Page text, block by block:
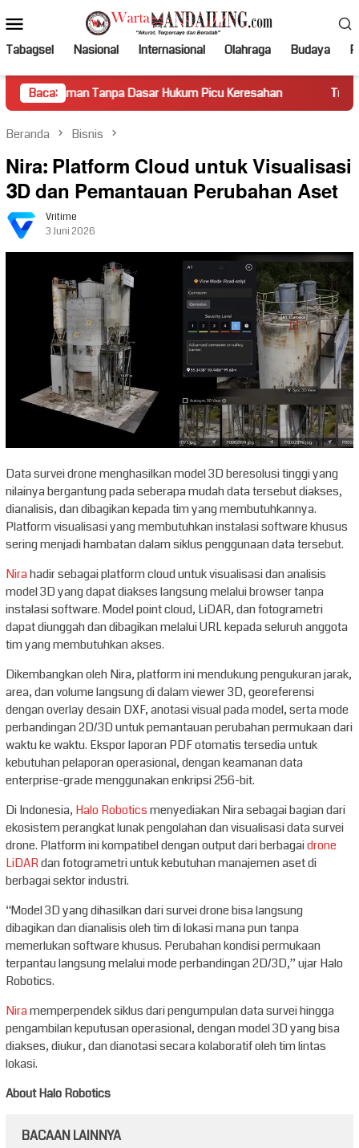
ke
kontenMobile
Tabagsel Nasional Internasional Olahraga Budaya
Baca:
Tanpa Dasar Hukum Picu Keresahan Truk Miring
Beranda Bisnis
Nira: Platform Cloud untuk Visualisasi
3D dan Pemantauan Perubahan Aset
Vritime
3 Juni 2026
Data survei drone menghasilkan model 3D beresolusi tinggi yang
nilainya bergantung pada seberapa mudah data tersebut diakses,
dianalisis, dan dibagikan kepada tim yang membutuhkannya.
Platform visualisasi yang membutuhkan instalasi software khusus
sering menjadi hambatan dalam siklus penggunaan data tersebut.
Nirahadir sebagai platform cloud untuk visualisasi dan analisis
model 3D yang dapat diakses langsung melalui browser tanpa
instalasi software. Model point cloud, LiDAR, dan fotogrametri
dapat diunggah dan dibagikan melalui URL kepada seluruh anggota
tim yang membutuhkan akses.
Dikembangkan oleh Nira, platform ini mendukung pengukuran jarak,
area, dan volume langsung di dalam viewer 3D, georeferensi
dengan overlay desain DXF, anotasi visual pada model, serta mode
perbandingan 2D/3D untuk pemantauan perubahan permukaan dari
waktu ke waktu. Ekspor laporan PDF otomatis tersedia untuk
kebutuhan pelaporan operasional, dengan keamanan data
enterprise-grade menggunakan enkripsi 256-bit.
Di Indonesia, Halo Roboticsmenyediakan Nira sebagai bagian dari
ekosistem perangkat lunak pengolahan dan visualisasi data survei
drone. Platform ini kompatibel dengan output dari berbagaidrone
LiDARdan fotogrametri untuk kebutuhan manajemen aset di
berbagai sektor industri.
“Model 3D yang dihasilkan dari survei drone bisa langsung
dibagikan dan dianalisis oleh tim di lokasi mana pun tanpa
memerlukan software khusus. Perubahan kondisi permukaan
terpantau langsung melalui mode perbandingan 2D/3D,” ujar Halo
Robotics.
Niramemperpendek siklus dari pengumpulan data survei hingga
pengambilan keputusan operasional, dengan model 3D yang bisa
diakses, diukur, dan dianotasi secara kolaboratif oleh tim lintas
lokasi.
About Halo Robotics
BACAAN LAINNYA